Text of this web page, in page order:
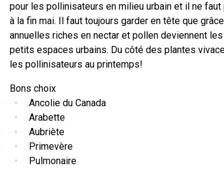
pour les pollinisateurs en milieu urbain et il ne
à la fin mai. Il faut toujours garder en tête que
annuelles riches en nectar et pollen deviennent
petits espaces urbains. Du côté des plantes
les pollinisateurs au printemps!
Bons choix
Ancolie du Canada
Arabette
Aubriète
Primevère
Pulmonaire